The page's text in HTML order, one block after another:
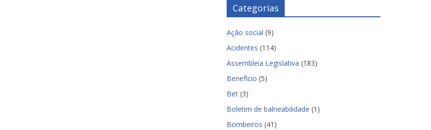
Categorias
Ação social (9)
Acidentes (114)
Assembleia Legislativa (183)
Benefício (5)
Bet (3)
Boletim de balneabilidade (1)
Bombeiros (41)